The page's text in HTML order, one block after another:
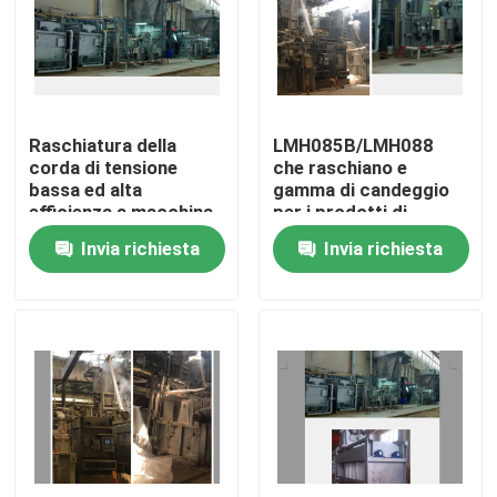
Giro della fabbrica
Controllo di qualità
Contattici
notizie
rifinitrice dello stenter
stenter della regolazione di calore
Raschiatura della
corda di tensione
bassa ed alta
efficienza a macchina
combinata candeggio
Invia richiesta
LMH085B/LMH088
che raschiano e
gamma di candeggio
per i prodotti di
stampa intessuti
Invia richiesta